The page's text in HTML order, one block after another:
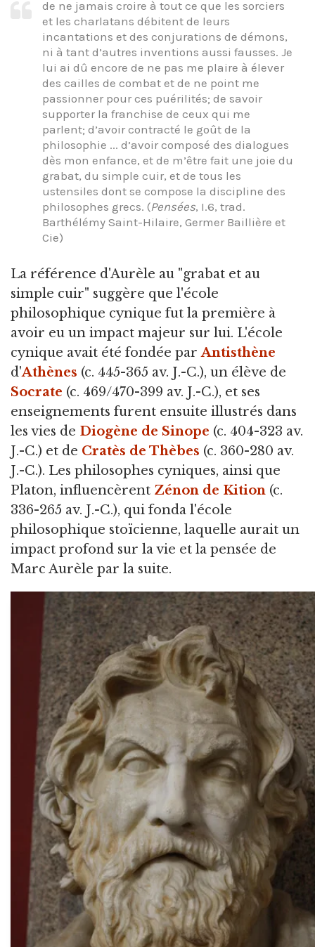
de ne jamais croire à tout ce que les sorciers
et les charlatans débitent de leurs
incantations et des conjurations de démons,
ni à tant d’autres inventions aussi fausses. Je
lui ai dû encore de ne pas me plaire à élever
des cailles de combat et de ne point me
passionner pour ces puérilités; de savoir
supporter la franchise de ceux qui me
parlent; d’avoir contracté le goût de la
philosophie ... d’avoir composé des dialogues
dès mon enfance, et de m’être fait une joie du
grabat, du simple cuir, et de tous les
ustensiles dont se compose la discipline des
philosophes grecs. (Pensées, I.6, trad.
Barthélémy Saint-Hilaire, Germer Baillière et
Cie)
La référence d'Aurèle au "grabat et au
simple cuir" suggère que l'école
philosophique cynique fut la première à
avoir eu un impact majeur sur lui. L'école
cynique avait été fondée parAntisthène
d'Athènes (c. 445-365 av. J.-C.), un élève de
Socrate (c. 469/470-399 av. J.-C.), et ses
enseignements furent ensuite illustrés dans
les vies de Diogène de Sinope (c. 404-323 av.
J.-C.) et de Cratès de Thèbes (c. 360-280 av.
J.-C.). Les philosophes cyniques, ainsi que
Platon, influencèrent Zénon de Kition (c.
336-265 av. J.-C.), qui fonda l'école
philosophique stoïcienne, laquelle aurait un
impact profond sur la vie et la pensée de
Marc Aurèle par la suite.